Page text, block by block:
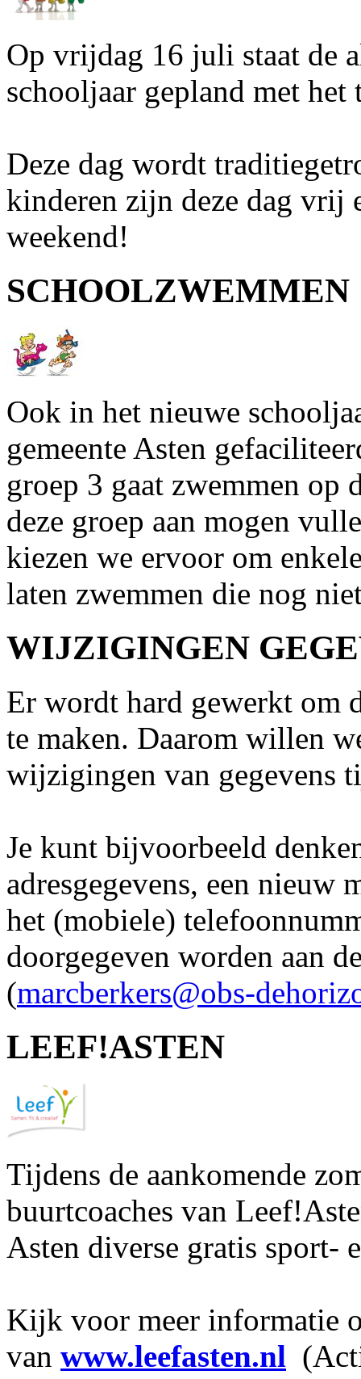
Op vrijdag 16 juli staat de
schooljaar gepland met het
Deze dag wordt
kinderen zijn deze dag vrij
weekend!
SCHOOLZWEMMEN
Ook in het nieuwe
gemeente Asten
groep 3 gaat zwemmen op
deze groep aan mogen
kiezen we ervoor om
laten zwemmen die nog
WIJZIGINGEN
Er wordt hard gewerkt om
te maken. Daarom willen
wijzigingen van gegevens
Je kunt bijvoorbeeld
adresgegevens, een nieuw
het (mobiele)
doorgegeven worden aan
(marcberkers@obs-
LEEF!ASTEN
Tijdens de aankomende
buurtcoaches van
Asten diverse gratis sport-
Kijk voor meer informatie
van www.leefasten.nl